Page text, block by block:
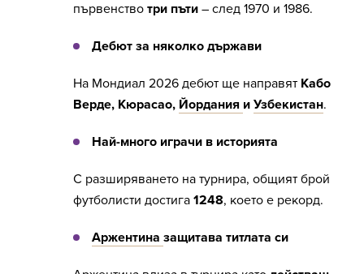
първенство три пъти – след 1970 и 1986.
Дебют за няколко държави
На Мондиал 2026 дебют ще направят Кабо
Верде, Кюрасао, Йордания и Узбекистан.
Най-много играчи в историята
С разширяването на турнира, общият брой
футболисти достига 1248, което е рекорд.
Аржентина защитава титлата си